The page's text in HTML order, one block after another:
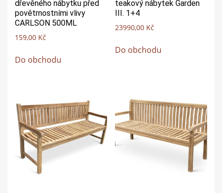
dřevěného nábytku před
povětrnostními vlivy
CARLSON 500ML
159,00 Kč
Do obchodu
teakový nábytek Garden
III. 1+4
23990,00 Kč
Do obchodu